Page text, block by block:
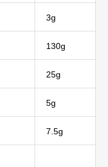
3g
130g
25g
5g
7.5g